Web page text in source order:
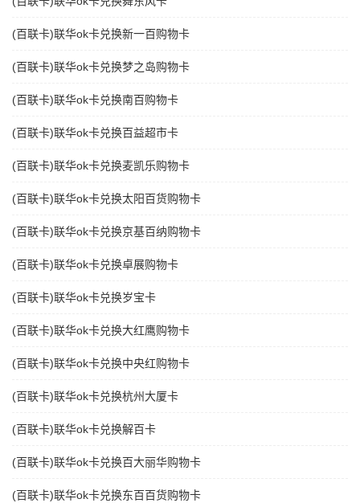
(百联卡)联华ok卡兑换新一百购物卡
(百联卡)联华ok卡兑换梦之岛购物卡
(百联卡)联华ok卡兑换南百购物卡
(百联卡)联华ok卡兑换百益超市卡
(百联卡)联华ok卡兑换麦凯乐购物卡
(百联卡)联华ok卡兑换太阳百货购物卡
(百联卡)联华ok卡兑换京基百纳购物卡
(百联卡)联华ok卡兑换卓展购物卡
(百联卡)联华ok卡兑换岁宝卡
(百联卡)联华ok卡兑换大红鹰购物卡
(百联卡)联华ok卡兑换中央红购物卡
(百联卡)联华ok卡兑换杭州大厦卡
(百联卡)联华ok卡兑换解百卡
(百联卡)联华ok卡兑换百大丽华购物卡
(百联卡)联华ok卡兑换东百百货购物卡